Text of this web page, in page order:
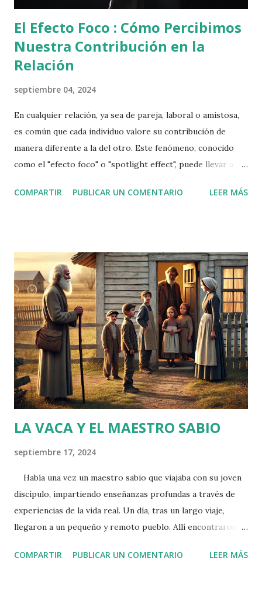
El Efecto Foco : Cómo Percibimos
Nuestra Contribución en la
Relación
septiembre 04, 2024
En cualquier relación, ya sea de pareja, laboral o amistosa,
es común que cada individuo valore su contribución de
manera diferente a la del otro. Este fenómeno, conocido
como el "efecto foco" o "spotlight effect", puede llevar a
participación en la relación. Vamos a explorar este efecto a
varios años. A menudo, discuten sobre el equilibrio en las
tareas del hogar y en la toma de decisiones. Deciden hacer
un pequeño ejercicio para entender cómo cada uno percibe
su contribución y la del otro. Laura y Pedro se sientan a
discutir cuánto creen que contribuyen individualmente a la
relación. Les piden que asignen un porcentaje a cada uno
basado en su percepción personal de la contribución total.
Los resultados son los siguientes: Laura cree que
contribuye en un ...
COMPARTIR PUBLICAR UN COMENTARIO LEER MÁS
LA VACA Y EL MAESTRO SABIO
septiembre 17, 2024
Había una vez un maestro sabio que viajaba con su joven
discípulo, impartiendo enseñanzas profundas a través de
experiencias de la vida real. Un día, tras un largo viaje,
llegaron a un pequeño y remoto pueblo. Allí encontraron
con un pequeño huerto mal cuidado en la parte trasera. El
COMPARTIR PUBLICAR UN COMENTARIO LEER MÁS